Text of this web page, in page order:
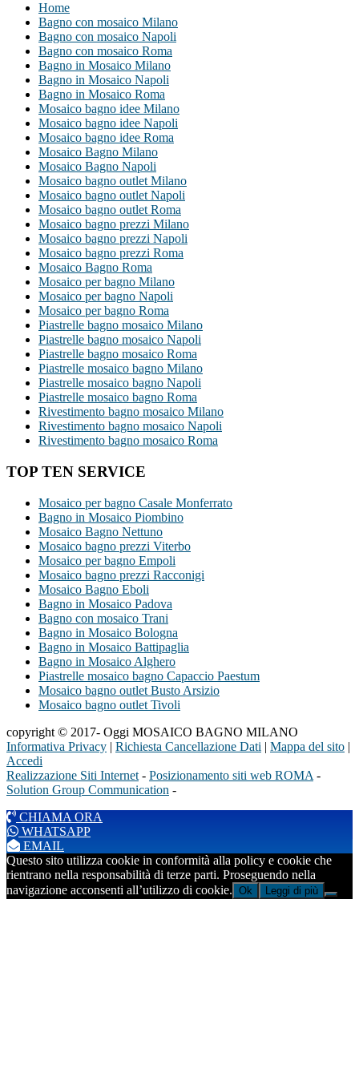
Home
Bagno con mosaico Milano
Bagno con mosaico Napoli
Bagno con mosaico Roma
Bagno in Mosaico Milano
Bagno in Mosaico Napoli
Bagno in Mosaico Roma
Mosaico bagno idee Milano
Mosaico bagno idee Napoli
Mosaico bagno idee Roma
Mosaico Bagno Milano
Mosaico Bagno Napoli
Mosaico bagno outlet Milano
Mosaico bagno outlet Napoli
Mosaico bagno outlet Roma
Mosaico bagno prezzi Milano
Mosaico bagno prezzi Napoli
Mosaico bagno prezzi Roma
Mosaico Bagno Roma
Mosaico per bagno Milano
Mosaico per bagno Napoli
Mosaico per bagno Roma
Piastrelle bagno mosaico Milano
Piastrelle bagno mosaico Napoli
Piastrelle bagno mosaico Roma
Piastrelle mosaico bagno Milano
Piastrelle mosaico bagno Napoli
Piastrelle mosaico bagno Roma
Rivestimento bagno mosaico Milano
Rivestimento bagno mosaico Napoli
Rivestimento bagno mosaico Roma
TOP TEN SERVICE
Mosaico per bagno Casale Monferrato
Bagno in Mosaico Piombino
Mosaico Bagno Nettuno
Mosaico bagno prezzi Viterbo
Mosaico per bagno Empoli
Mosaico bagno prezzi Racconigi
Mosaico Bagno Eboli
Bagno in Mosaico Padova
Bagno con mosaico Trani
Bagno in Mosaico Bologna
Bagno in Mosaico Battipaglia
Bagno in Mosaico Alghero
Piastrelle mosaico bagno Capaccio Paestum
Mosaico bagno outlet Busto Arsizio
Mosaico bagno outlet Tivoli
copyright © 2017- Oggi MOSAICO BAGNO MILANO
Informativa Privacy | Richiesta Cancellazione Dati | Mappa del sito |
Accedi
Realizzazione Siti Internet - Posizionamento siti web ROMA -
Solution Group Communication -
CHIAMA ORA
WHATSAPP
EMAIL
Questo sito utilizza cookie in conformità alla policy e cookie che
rientrano nella responsabilità di terze parti. Proseguendo nella
navigazione acconsenti all’utilizzo di cookie. Ok Leggi di più